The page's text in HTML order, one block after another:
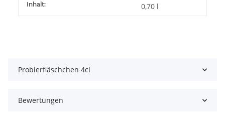
Inhalt: 0,70 l
Probierfläschchen 4cl
Bewertungen